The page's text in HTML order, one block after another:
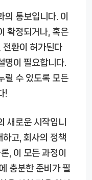
의 통보입니다. 이
확정되거나, 혹은
전환이 허가된다
명이 필요합니다.
릴 수 있도록 모든
!
새로운 시작입니
하고, 회사의 정책
, 이 모든 과정이
충분한 준비가 필